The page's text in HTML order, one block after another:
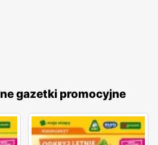
gazetki promocyjne